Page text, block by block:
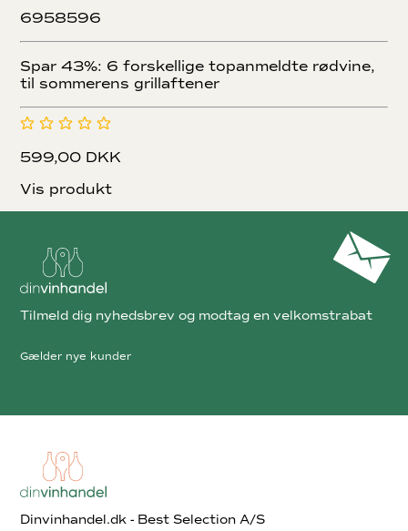
6958596
Spar 43%: 6 forskellige topanmeldte rødvine,
til sommerens grillaftener
599,00 DKK
Vis produkt
Dinvinhandel.dk - Best Selection A/S
Tilmeld dig nyhedsbrev og modtag en velkomstrabat
Gælder nye kunder